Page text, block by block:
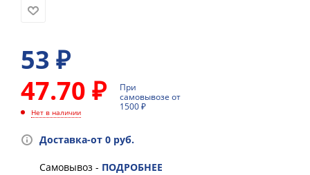
53 ₽
47.70 ₽
При
самовывозе от
1500 ₽
Нет в наличии
Доставка-от 0 руб.
Самовывоз - ПОДРОБНЕЕ